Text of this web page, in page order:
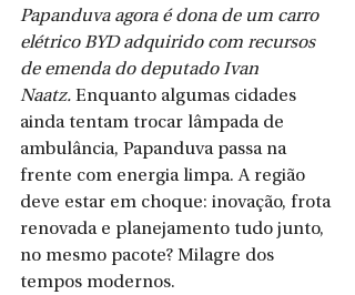
Papanduva agora é dona de um carro
elétrico BYD adquirido com recursos
de emenda do deputado Ivan
Naatz. Enquanto algumas cidades
ainda tentam trocar lâmpada de
ambulância, Papanduva passa na
frente com energia limpa. A região
deve estar em choque: inovação, frota
renovada e planejamento tudo junto,
no mesmo pacote? Milagre dos
tempos modernos.